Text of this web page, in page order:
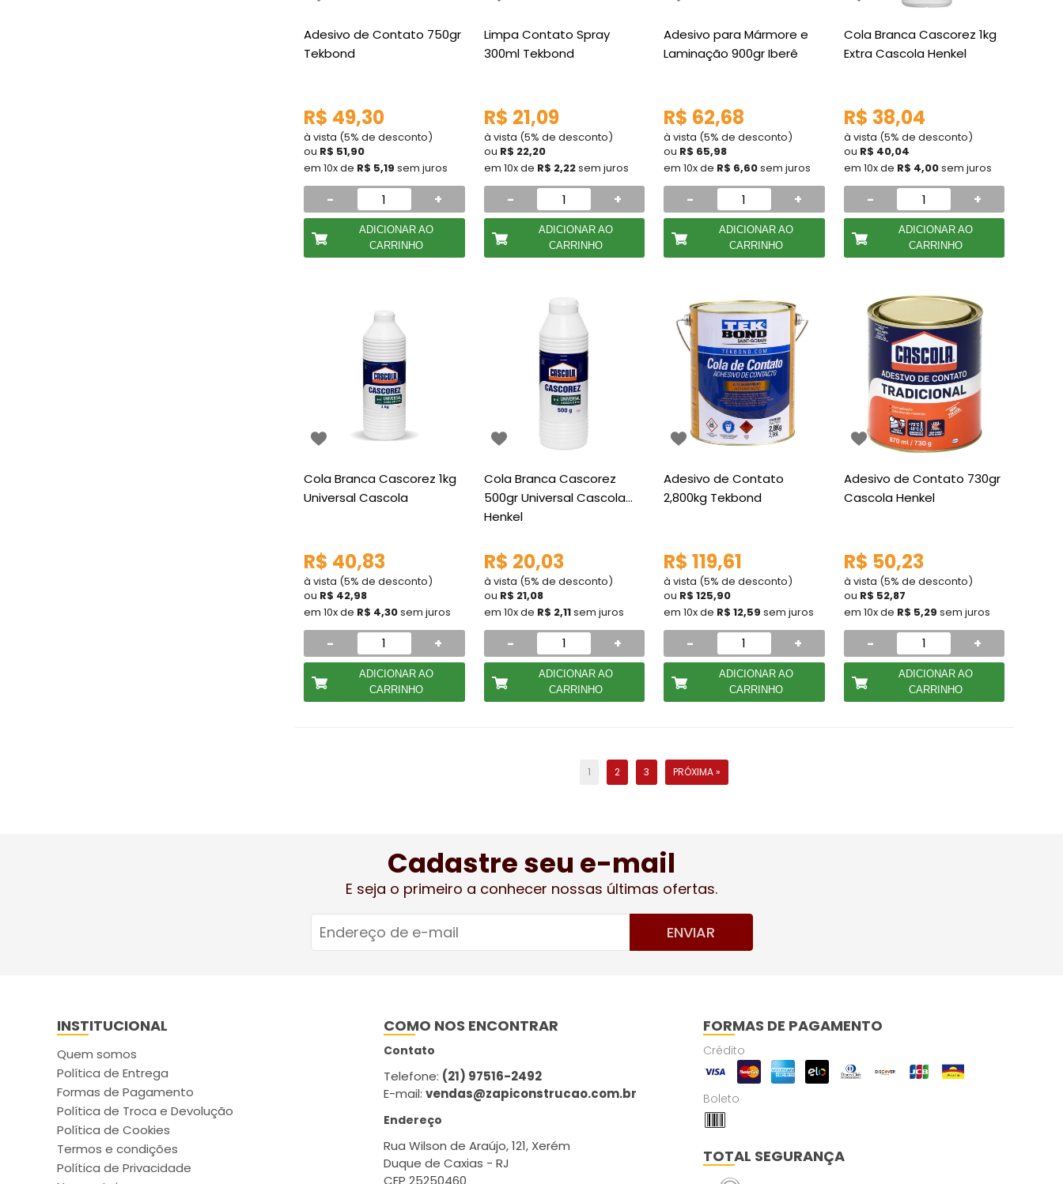
Adesivo de Contato 750gr
Tekbond
R$ 49,30
à vista (5% de desconto)
ou R$ 51,90
em 10x de R$ 5,19 sem juros
- +
ADICIONAR AO
CARRINHO
Limpa Contato Spray
300ml Tekbond
R$ 21,09
à vista (5% de desconto)
ou R$ 22,20
em 10x de R$ 2,22sem juros
- +
ADICIONAR AO
CARRINHO
Adesivo para Mármore e
Laminação 900gr Iberê
R$ 62,68
à vista (5% de desconto)
ou R$ 65,98
em 10x de R$ 6,60sem juros
- +
ADICIONAR AO
CARRINHO
Cola Branca Cascorez 1kg
Extra Cascola Henkel
R$ 38,04
à vista (5% de desconto)
ou R$ 40,04
em 10x de R$ 4,00sem juros
- +
ADICIONAR AO
CARRINHO
Cola Branca Cascorez 1kg
Universal Cascola
R$ 40,83
à vista (5% de desconto)
ou R$ 42,98
em 10x de R$ 4,30sem juros
- +
ADICIONAR AO
CARRINHO
Cola Branca Cascorez
500gr Universal Cascola
Henkel
R$ 20,03
à vista (5% de desconto)
ou R$ 21,08
em 10x de R$ 2,11sem juros
- +
ADICIONAR AO
CARRINHO
Adesivo de Contato
2,800kg Tekbond
R$ 119,61
à vista (5% de desconto)
ou R$ 125,90
em 10x de R$ 12,59 sem juros
- +
ADICIONAR AO
CARRINHO
Adesivo de Contato 730gr
Cascola Henkel
R$ 50,23
à vista (5% de desconto)
ou R$ 52,87
em 10x de R$ 5,29 sem juros
- +
ADICIONAR AO
CARRINHO
1 2 3 PRÓXIMA »
Cadastre seu e-mail
E seja o primeiro a conhecer nossas últimas ofertas.
ENVIAR
INSTITUCIONAL
Quem somos
Política de Entrega
Formas de Pagamento
Política de Troca e Devolução
Política de Cookies
Termos e condições
Política de Privacidade
COMO NOS ENCONTRAR
Contato
Telefone: (21) 97516-2492
E-mail:vendas@zapiconstrucao.com.br
Endereço
Rua Wilson de Araújo, 121, Xerém
Duque de Caxias - RJ
CEP 25250460
FORMAS DE PAGAMENTO
Crédito
Boleto
TOTAL SEGURANÇA